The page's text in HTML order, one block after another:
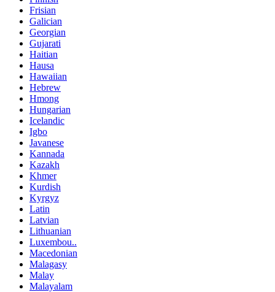
Frisian
Galician
Georgian
Gujarati
Haitian
Hausa
Hawaiian
Hebrew
Hmong
Hungarian
Icelandic
Igbo
Javanese
Kannada
Kazakh
Khmer
Kurdish
Kyrgyz
Latin
Latvian
Lithuanian
Luxembou..
Macedonian
Malagasy
Malay
Malayalam